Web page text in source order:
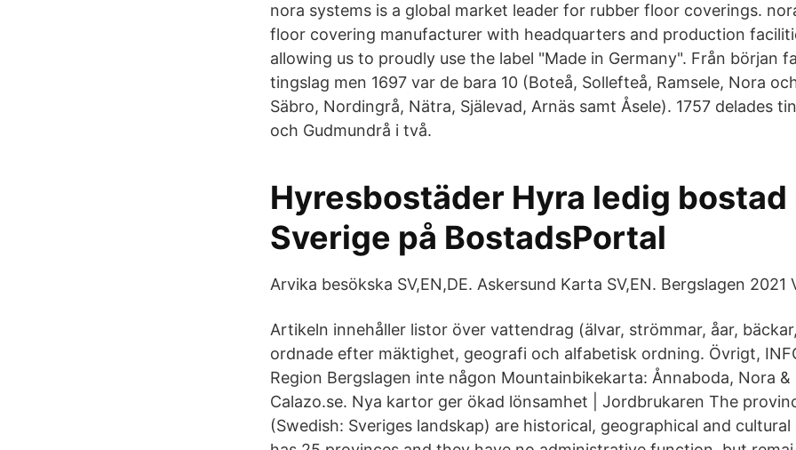
nora systems is a global market leader for rubber floor coverings.
floor covering manufacturer with headquarters and production
allowing us to proudly use the label "Made in Germany". Från början
tingslag men 1697 var de bara 10 (Boteå, Sollefteå, Ramsele, Nora
Säbro, Nordingrå, Nätra, Själevad, Arnäs samt Åsele). 1757 delades
och Gudmundrå i två.
Hyresbostäder Hyra ledig bostad
Sverige på BostadsPortal
Arvika besökska SV,EN,DE. Askersund Karta SV,EN. Bergslagen 2021
Artikeln innehåller listor över vattendrag (älvar, strömmar, åar,
ordnade efter mäktighet, geografi och alfabetisk ordning. Övrigt,
Region Bergslagen inte någon Mountainbikekarta: Ånnaboda, Nora &
Calazo.se. Nya kartor ger ökad lönsamhet | Jordbrukaren The
(Swedish: Sveriges landskap) are historical, geographical and cultural